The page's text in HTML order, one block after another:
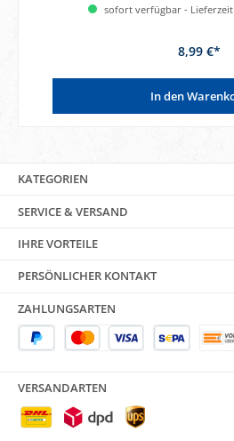
sofort verfügbar - Lieferzeit
8,99 €*
In den
KATEGORIEN
SERVICE & VERSAND
IHRE VORTEILE
PERSÖNLICHER KONTAKT
ZAHLUNGSARTEN
VERSANDARTEN